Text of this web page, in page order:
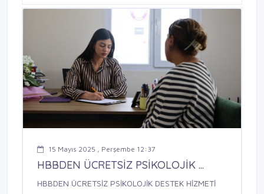
15 Mayıs 2025 , Perşembe 12:37
HBBDEN ÜCRETSİZ PSİKOLOJİK ...
HBBDEN ÜCRETSİZ PSİKOLOJİK DESTEK HİZMETİ